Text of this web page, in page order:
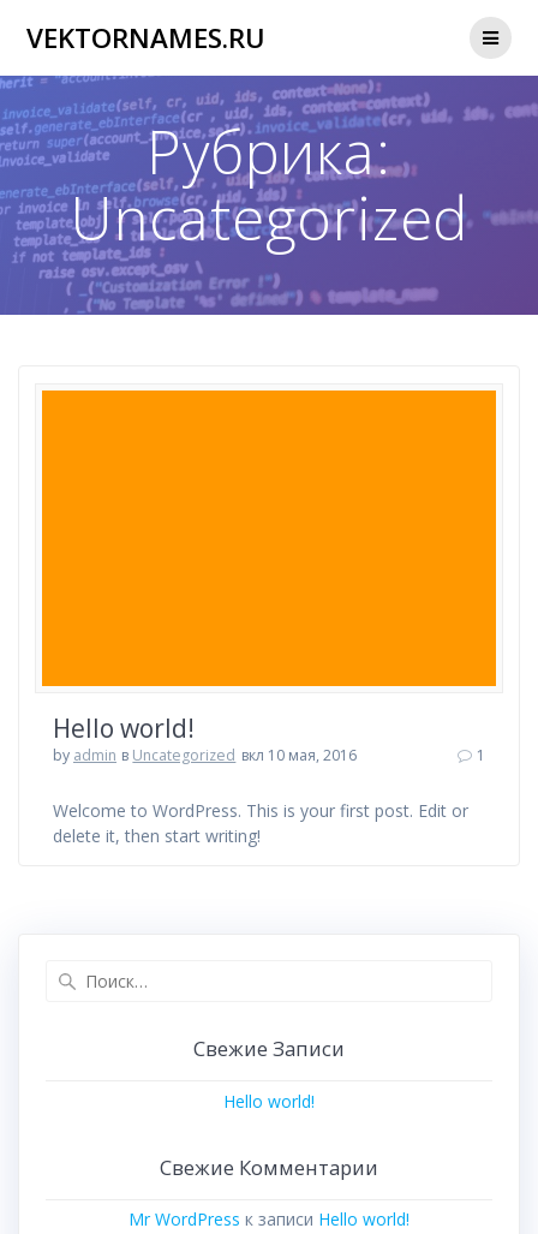
VEKTORNAMES.RU
Рубрика:
Uncategorized
Hello world!
by admin в Uncategorized вкл 10 мая, 2016 1
Welcome to WordPress. This is your first post. Edit or
delete it, then start writing!
Свежие Записи
Hello world!
Свежие Комментарии
Mr WordPress к записи Hello world!